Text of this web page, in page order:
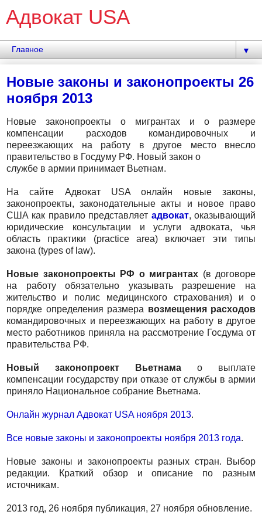
Адвокат USA
▼
Новые законы и законопроекты 26
ноября 2013
Новые законопроекты о мигрантах и о размере
компенсации расходов командировочных и
переезжающих на работу в другое место внесло
правительство в Госдуму РФ. Новый закон о
службе в армии принимает Вьетнам.
На сайте Адвокат USA онлайн новые законы,
законопроекты, законодательные акты и новое право
США как правило представляет адвокат, оказывающий
юридические консультации и услуги адвоката, чья
область практики (practice area) включает эти типы
закона (types of law).
Новые законопроекты РФ о мигрантах (в договоре
на работу обязательно указывать разрешение на
жительство и полис медицинского страхования) и о
порядке определения размера возмещения расходов
командировочных и переезжающих на работу в другое
место работников приняла на рассмотрение Госдума от
правительства РФ.
Новый законопроект Вьетнама о выплате
компенсации государству при отказе от службы в армии
приняло Национальное собрание Вьетнама.
Онлайн журнал Адвокат USA ноября 2013.
Все новые законы и законопроекты ноября 2013 года.
Новые законы и законопроекты разных стран. Выбор
редакции. Краткий обзор и описание по разным
источникам.
2013 год, 26 ноября публикация, 27 ноября обновление.